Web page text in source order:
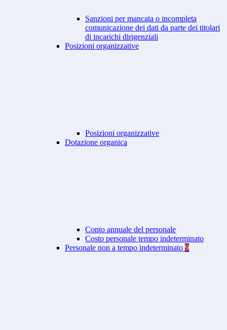
Sanzioni per mancata o incompleta
comunicazione dei dati da parte dei titolari
di incarichi dirigenziali
Posizioni organizzative
Posizioni organizzative
Dotazione organica
Conto annuale del personale
Costo personale tempo indeterminato
Personale non a tempo indeterminato 9